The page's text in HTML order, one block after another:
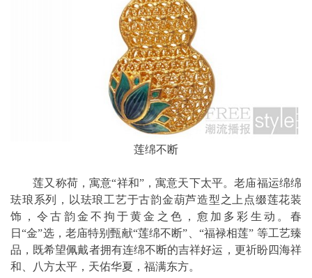
莲绵不断
莲又称荷，寓意“祥和”，寓意天下太平。老庙福运绵绵
珐琅系列，以珐琅工艺于古韵金葫芦造型之上点缀莲花装
饰，令古韵金不拘于黄金之色，愈加多彩生动。春
日“金”选，老庙特别甄献“莲绵不断”、“福禄相莲” 等工艺臻
品，既希望佩戴者拥有连绵不断的吉祥好运，更祈盼四海祥
和、八方太平，天佑华夏，福满东方。